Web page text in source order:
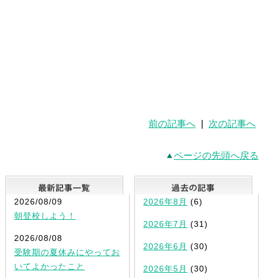
前の記事へ 次の記事へ
ページの先頭へ戻る
最新記事一覧
2026/08/09
朝登校しよう！
2026/08/08
受験期の夏休みにやってお
いてよかったこと
2026年8月 (6)
2026年7月 (31)
2026年6月 (30)
2026年5月 (30)